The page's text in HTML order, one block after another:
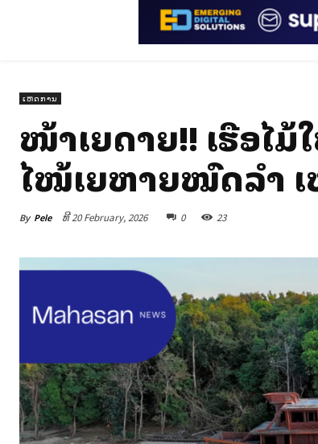
ເຫດການ
ໜ້າເສຍດາຍ!! ເຮືອໄ
ໄໝ້ເສຍຫາຍໝົດລຳ
By Pele ທີ 20 February, 2026 0 23